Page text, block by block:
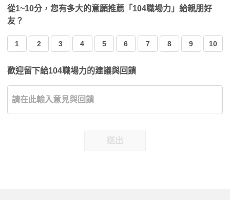
從1~10分，您有多大的意願推薦「104職場力」給親朋好
友？
1 2 3 4 5 6 7 8 9 10
歡迎留下給104職場力的建議與回饋
送出